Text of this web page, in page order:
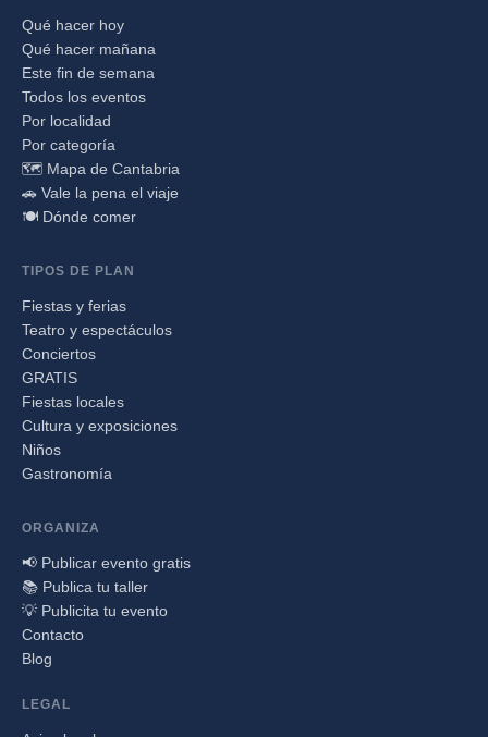
Qué hacer hoy
Qué hacer mañana
Este fin de semana
Todos los eventos
Por localidad
Por categoría
🗺️ Mapa de Cantabria
🚗 Vale la pena el viaje
🍽️ Dónde comer
TIPOS DE PLAN
Fiestas y ferias
Teatro y espectáculos
Conciertos
GRATIS
Fiestas locales
Cultura y exposiciones
Niños
Gastronomía
ORGANIZA
📢 Publicar evento gratis
📚 Publica tu taller
💡 Publicita tu evento
Contacto
Blog
LEGAL